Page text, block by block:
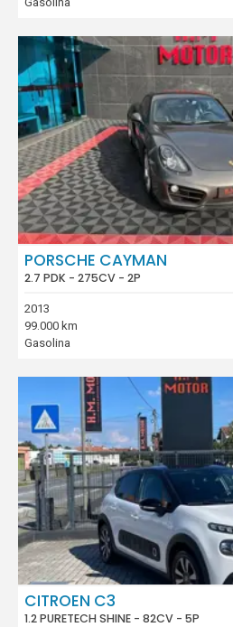
PORSCHE CAYMAN
2.7 PDK - 275CV - 2P
2013
99.000 km
Gasolina
CITROEN C3
1.2 PURETECH SHINE - 82CV - 5P